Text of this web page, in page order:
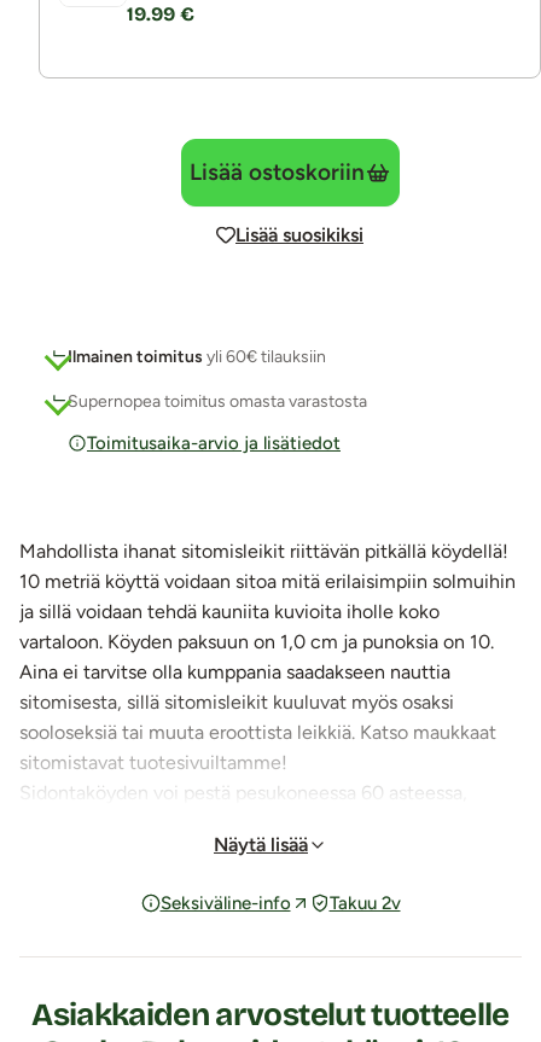
19.99 €
Lisää ostoskoriin
Lisää suosikiksi
Ilmainen toimitus yli 60€ tilauksiin
Supernopea toimitus omasta varastosta
Toimitusaika-arvio ja lisätiedot
Mahdollista ihanat sitomisleikit riittävän pitkällä köydellä!
10 metriä köyttä voidaan sitoa mitä erilaisimpiin solmuihin
ja sillä voidaan tehdä kauniita kuvioita iholle koko
vartaloon. Köyden paksuun on 1,0 cm ja punoksia on 10.
Aina ei tarvitse olla kumppania saadakseen nauttia
sitomisesta, sillä sitomisleikit kuuluvat myös osaksi
sooloseksiä tai muuta eroottista leikkiä. Katso maukkaat
sitomistavat tuotesivuiltamme!
Sidontaköyden voi pestä pesukoneessa 60 asteessa,
joka on yleinen köyden päiden sulkemistapa. Teippi
kestävämmän sinetin, voit tehdä köyden päihin solmut,
polyvinyyliasetaattiliimalla.
Näytä lisää
Seksiväline-info Takuu 2v
Asiakkaiden arvostelut tuotteelle